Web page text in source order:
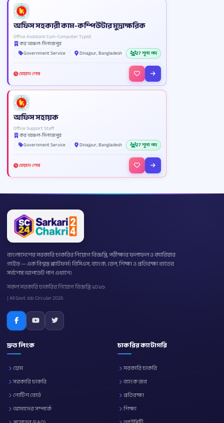
অফিস সহকারী কাম-কম্পিউটার মুদ্রাক্ষরিক
Office Assistant Cum-Computer Typist
কর অঞ্চল-দিনাজপুর
Government Service
Dinajpur, Bangladesh 27 শূন্য পদ
মেয়াদ শেষ
অফিস সহায়ক
Office Support Staff
কর অঞ্চল-দিনাজপুর
Government Service
Dinajpur, Bangladesh 27 শূন্য পদ
মেয়াদ শেষ
বাংলাদেশের সরকারি চাকরির নিয়োগ বিজ্ঞপ্তি, পরীক্ষার ফলাফল ও ক্যারিয়ার
গাইড — এক বিশ্বস্ত প্ল্যাটফর্ম। বিসিএস, ব্যাংক, রেল, শিক্ষা ও প্রতিরক্ষা খাতের
সর্বশেষ আপডেট পান এখানে।
সকল সরকারি চাকরির নিয়োগ বিজ্ঞপ্তি ২০২৬
| All Govt Job Circular 2026
দ্রুত লিংক
হোম
সরকারি চাকরি
নোটিশ বোর্ড
আমাদের সম্পর্কে
চাকরির ক্যাটাগরি
সরকারি চাকরি
ব্যাংক জব
প্রতিরক্ষা
শিক্ষা